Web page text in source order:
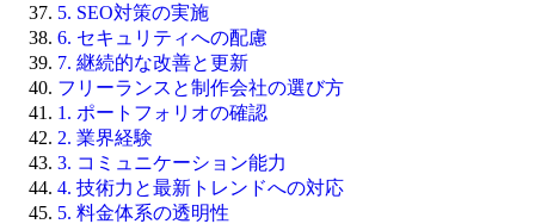
5. SEO対策の実施
6. セキュリティへの配慮
7. 継続的な改善と更新
フリーランスと制作会社の選び方
1. ポートフォリオの確認
2. 業界経験
3. コミュニケーション能力
4. 技術力と最新トレンドへの対応
5. 料金体系の透明性